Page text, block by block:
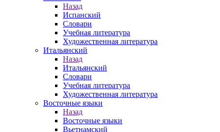
Назад
Испанский
Словари
Учебная литература
Художественная литература
Итальянский
Назад
Итальянский
Словари
Учебная литература
Художественная литература
Восточные языки
Назад
Восточные языки
Вьетнамский